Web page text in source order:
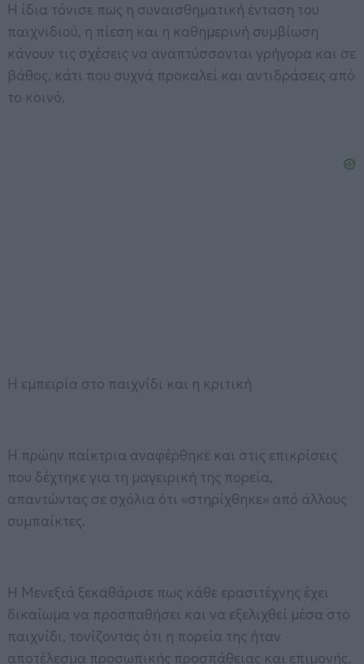
Η ίδια τόνισε πως η συναισθηματική ένταση του
παιχνιδιού, η πίεση και η καθημερινή συμβίωση
κάνουν τις σχέσεις να αναπτύσσονται γρήγορα και σε
βάθος, κάτι που συχνά προκαλεί και αντιδράσεις από
το κοινό.
Η εμπειρία στο παιχνίδι και η κριτική
Η πρώην παίκτρια αναφέρθηκε και στις επικρίσεις
που δέχτηκε για τη μαγειρική της πορεία,
απαντώντας σε σχόλια ότι «στηρίχθηκε» από άλλους
συμπαίκτες.
Η Μενεξιά ξεκαθάρισε πως κάθε ερασιτέχνης έχει
δικαίωμα να προσπαθήσει και να εξελιχθεί μέσα στο
παιχνίδι, τονίζοντας ότι η πορεία της ήταν
αποτέλεσμα προσωπικής προσπάθειας και επιμονής.